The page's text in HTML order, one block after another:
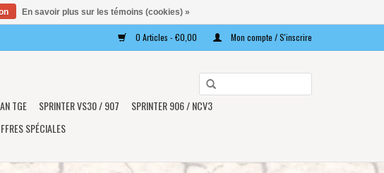
0 Articles - €0,00 Mon compte / S'inscrire
TGE SPRINTER VS30 / 907
SPRINTER 906 / NCV3
SPÉCIALES
En savoir plus sur les témoins (cookies) »